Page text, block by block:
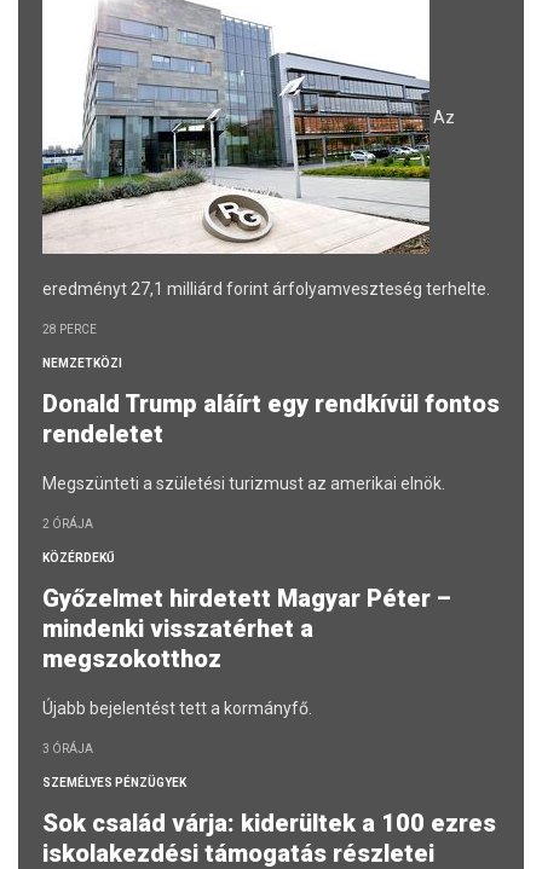
Az
eredményt 27,1 milliárd forint árfolyamveszteség terhelte.
28 PERCE
NEMZETKÖZI
Donald Trump aláírt egy rendkívül fontos
rendeletet
Megszünteti a születési turizmust az amerikai elnök.
2 ÓRÁJA
KÖZÉRDEKŰ
Győzelmet hirdetett Magyar Péter –
mindenki visszatérhet a
megszokotthoz
Újabb bejelentést tett a kormányfő.
3 ÓRÁJA
SZEMÉLYES PÉNZÜGYEK
Sok család várja: kiderültek a 100 ezres
iskolakezdési támogatás részletei